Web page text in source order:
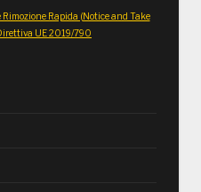
Rimozione Rapida (Notice and Take
UE 2019/790